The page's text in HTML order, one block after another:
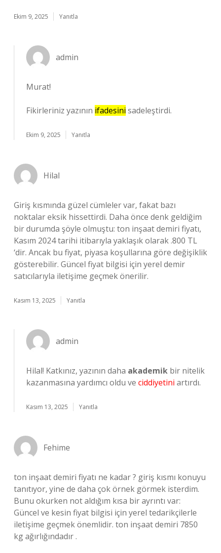
Ekim 9, 2025 Yanıtla
admin
Murat!
Fikirleriniz yazının ifadesini sadeleştirdi.
Ekim 9, 2025 Yanıtla
Hilal
Giriş kısmında güzel cümleler var, fakat bazı
noktalar eksik hissettirdi. Daha önce denk geldiğim
bir durumda şöyle olmuştu: ton inşaat demiri fiyatı,
Kasım 2024 tarihi itibarıyla yaklaşık olarak .800 TL
‘dir. Ancak bu fiyat, piyasa koşullarına göre değişiklik
gösterebilir. Güncel fiyat bilgisi için yerel demir
satıcılarıyla iletişime geçmek önerilir.
Kasım 13, 2025 Yanıtla
admin
Hilal! Katkınız, yazının daha akademik bir nitelik
kazanmasına yardımcı oldu ve ciddiyetini artırdı.
Kasım 13, 2025 Yanıtla
Fehime
ton inşaat demiri fiyatı ne kadar ? giriş kısmı konuyu
tanıtıyor, yine de daha çok örnek görmek isterdim.
Bunu okurken not aldığım kısa bir ayrıntı var:
Güncel ve kesin fiyat bilgisi için yerel tedarikçilerle
iletişime geçmek önemlidir. ton inşaat demiri 7850
kg ağırlığındadır .